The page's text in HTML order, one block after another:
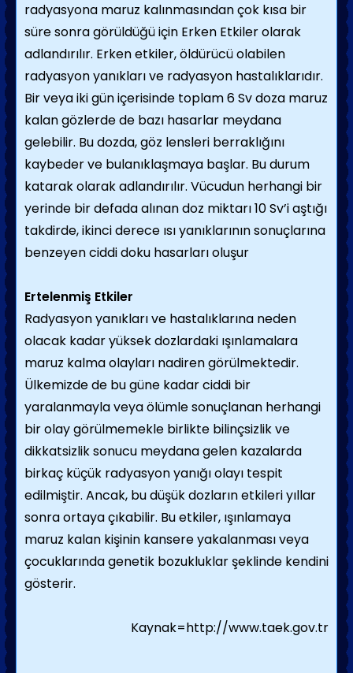
radyasyona maruz kalınmasından çok kısa bir
süre sonra görüldüğü için Erken Etkiler olarak
adlandırılır. Erken etkiler, öldürücü olabilen
radyasyon yanıkları ve radyasyon hastalıklarıdır.
Bir veya iki gün içerisinde toplam 6 Sv doza maruz
kalan gözlerde de bazı hasarlar meydana
gelebilir. Bu dozda, göz lensleri berraklığını
kaybeder ve bulanıklaşmaya başlar. Bu durum
katarak olarak adlandırılır. Vücudun herhangi bir
yerinde bir defada alınan doz miktarı 10 Sv’i aştığı
takdirde, ikinci derece ısı yanıklarının sonuçlarına
benzeyen ciddi doku hasarları oluşur
Ertelenmiş Etkiler
Radyasyon yanıkları ve hastalıklarına neden
olacak kadar yüksek dozlardaki ışınlamalara
maruz kalma olayları nadiren görülmektedir.
Ülkemizde de bu güne kadar ciddi bir
yaralanmayla veya ölümle sonuçlanan herhangi
bir olay görülmemekle birlikte bilinçsizlik ve
dikkatsizlik sonucu meydana gelen kazalarda
birkaç küçük radyasyon yanığı olayı tespit
edilmiştir. Ancak, bu düşük dozların etkileri yıllar
sonra ortaya çıkabilir. Bu etkiler, ışınlamaya
maruz kalan kişinin kansere yakalanması veya
çocuklarında genetik bozukluklar şeklinde kendini
gösterir.
Kaynak=http://www.taek.gov.tr